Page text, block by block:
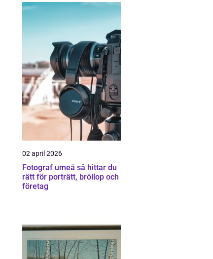
02 april 2026
Fotograf umeå så hittar du
rätt för porträtt, bröllop och
företag